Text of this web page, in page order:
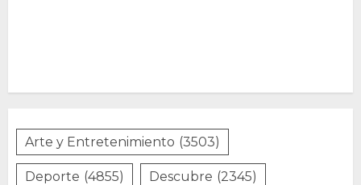
Arte y Entretenimiento (3503)
Deporte (4855) Descubre (2345)